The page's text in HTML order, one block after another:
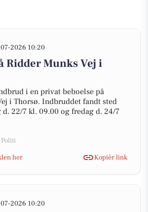
2026 10:20
Ridder Munks Vej i
i en privat beboelse på
i Thorsø. Indbruddet fandt sted
22/7 kl. 09.00 og fredag d. 24/7
her
Kopiér link
2026 10:20